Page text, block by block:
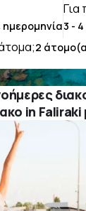
Για
in